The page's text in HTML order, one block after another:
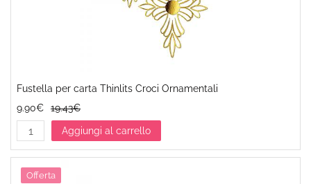
Fustella per carta Thinlits Croci Ornamentali
9.90€
19.43€
Aggiungi al carrello
Offerta